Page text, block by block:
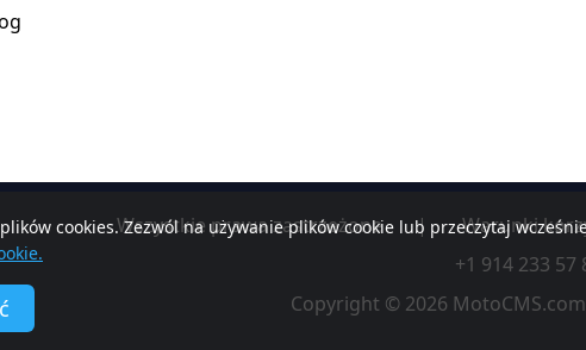
cookies. Zezwól na używanie plików cookie lub przeczytaj
Wszystkie prawa zastrzeżone | Warunki
+1 914 233 57
Copyright © 2026